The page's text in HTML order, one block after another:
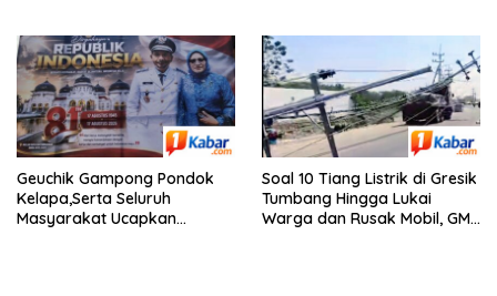
Pemenangnya”
Geuchik Gampong Pondok
Kelapa,Serta Seluruh
Masyarakat Ucapkan
Soal 10 Tiang Listrik di Gresik
Tumbang Hingga Lukai
Warga dan Rusak Mobil, GM